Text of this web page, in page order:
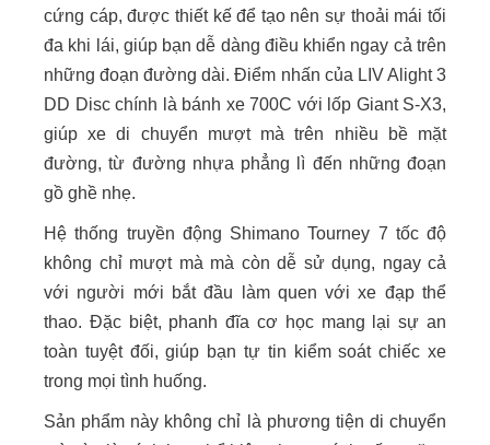
cứng cáp, được thiết kế để tạo nên sự thoải mái tối
đa khi lái, giúp bạn dễ dàng điều khiển ngay cả trên
những đoạn đường dài. Điểm nhấn của LIV Alight 3
DD Disc chính là bánh xe 700C với lốp Giant S-X3,
giúp xe di chuyển mượt mà trên nhiều bề mặt
đường, từ đường nhựa phẳng lì đến những đoạn
gồ ghề nhẹ.
Hệ thống truyền động Shimano Tourney 7 tốc độ
không chỉ mượt mà mà còn dễ sử dụng, ngay cả
với người mới bắt đầu làm quen với xe đạp thể
thao. Đặc biệt, phanh đĩa cơ học mang lại sự an
toàn tuyệt đối, giúp bạn tự tin kiểm soát chiếc xe
trong mọi tình huống.
Sản phẩm này không chỉ là phương tiện di chuyển